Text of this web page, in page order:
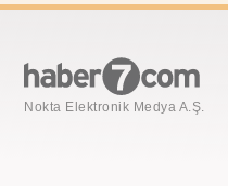
Nokta Elektronik Medya A.Ş.